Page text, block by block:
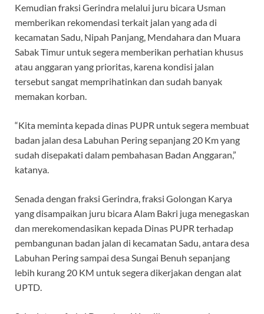
Kemudian fraksi Gerindra melalui juru bicara Usman
memberikan rekomendasi terkait jalan yang ada di
kecamatan Sadu, Nipah Panjang, Mendahara dan Muara
Sabak Timur untuk segera memberikan perhatian khusus
atau anggaran yang prioritas, karena kondisi jalan
tersebut sangat memprihatinkan dan sudah banyak
memakan korban.
“Kita meminta kepada dinas PUPR untuk segera membuat
badan jalan desa Labuhan Pering sepanjang 20 Km yang
sudah disepakati dalam pembahasan Badan Anggaran,”
katanya.
Senada dengan fraksi Gerindra, fraksi Golongan Karya
yang disampaikan juru bicara Alam Bakri juga menegaskan
dan merekomendasikan kepada Dinas PUPR terhadap
pembangunan badan jalan di kecamatan Sadu, antara desa
Labuhan Pering sampai desa Sungai Benuh sepanjang
lebih kurang 20 KM untuk segera dikerjakan dengan alat
UPTD.